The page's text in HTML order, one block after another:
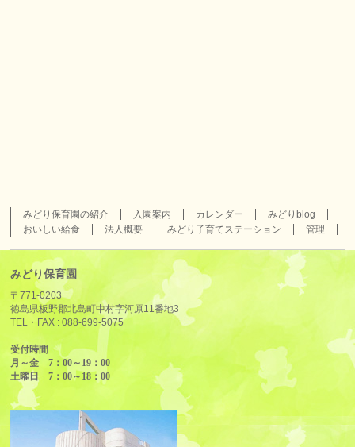
みどり保育園の紹介 入園案内 カレンダー
みどりblog
おいしい給食
法人概要 みどり子育てステーション 管理
みどり保育園
〒771-0203
徳島県板野郡北島町中村字河原11番地3
TEL・FAX :088-699-5075
受付時間
月～金 7：00～19：00
土曜日 7：00～18：00